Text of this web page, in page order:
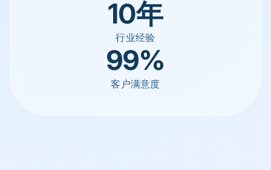
10年
行业经验
99%
客户满意度